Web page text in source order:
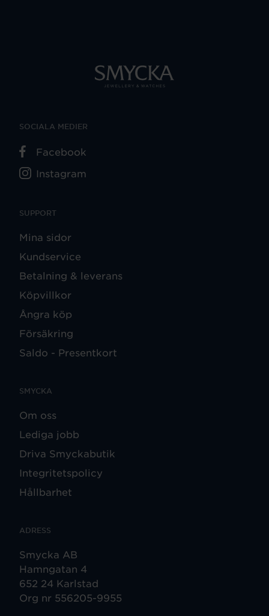
SUPPORT
Mina sidor
Kundservice
Betalning & leverans
Köpvillkor
Ångra köp
Försäkring
Saldo - Presentkort
SMYCKA
Om oss
Lediga jobb
Driva Smyckabutik
Integritetspolicy
Hållbarhet
ADRESS
Smycka AB
Hamngatan 4
652 24 Karlstad
Org nr 556205-9955
SOCIALA MEDIER
Facebook
Instagram